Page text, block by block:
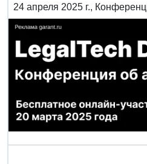
24 апреля 2025 г.,